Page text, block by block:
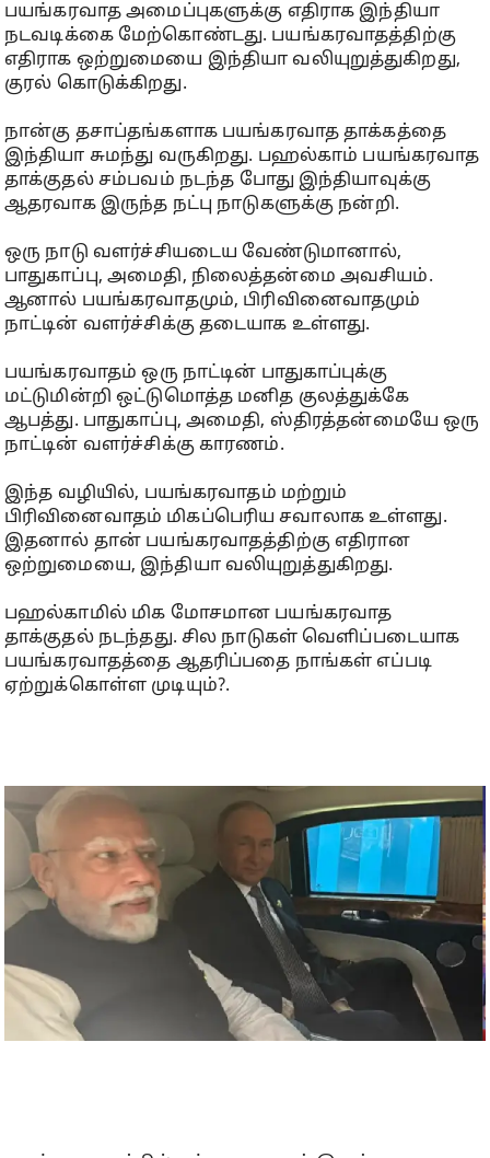
பயங்கரவாத அமைப்புகளுக்கு எதிராக இந்தியா
நடவடிக்கை மேற்கொண்டது. பயங்கரவாதத்திற்கு
எதிராக ஒற்றுமையை இந்தியா வலியுறுத்துகிறது,
குரல் கொடுக்கிறது.
நான்கு தசாப்தங்களாக பயங்கரவாத தாக்கத்தை
இந்தியா சுமந்து வருகிறது. பஹல்காம் பயங்கரவாத
தாக்குதல் சம்பவம் நடந்த போது இந்தியாவுக்கு
ஆதரவாக இருந்த நட்பு நாடுகளுக்கு நன்றி.
ஒரு நாடு வளர்ச்சியடைய வேண்டுமானால்,
பாதுகாப்பு, அமைதி, நிலைத்தன்மை அவசியம்.
ஆனால் பயங்கரவாதமும், பிரிவினைவாதமும்
நாட்டின் வளர்ச்சிக்கு தடையாக உள்ளது.
பயங்கரவாதம் ஒரு நாட்டின் பாதுகாப்புக்கு
மட்டுமின்றி ஒட்டுமொத்த மனித குலத்துக்கே
ஆபத்து. பாதுகாப்பு, அமைதி, ஸ்திரத்தன்மையே ஒரு
நாட்டின் வளர்ச்சிக்கு காரணம்.
இந்த வழியில், பயங்கரவாதம் மற்றும்
பிரிவினைவாதம் மிகப்பெரிய சவாலாக உள்ளது.
இதனால் தான் பயங்கரவாதத்திற்கு எதிரான
ஒற்றுமையை, இந்தியா வலியுறுத்துகிறது.
பஹல்காமில் மிக மோசமான பயங்கரவாத
தாக்குதல் நடந்தது. சில நாடுகள் வெளிப்படையாக
பயங்கரவாதத்தை ஆதரிப்பதை நாங்கள் எப்படி
ஏற்றுக்கொள்ள முடியும்?.